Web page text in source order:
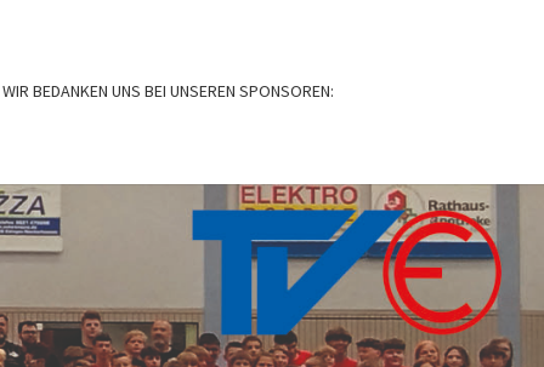
WIR BEDANKEN UNS BEI UNSEREN SPONSOREN: